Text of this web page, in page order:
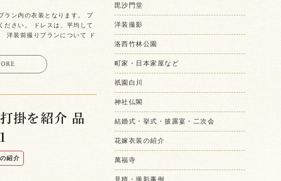
ラン内の衣装となります。 プ
ださい。 ドレスは、平均して
洋装前撮りプランについて ド
掛を紹介 品
紹介
毘沙門堂
洋装撮影
洛西竹林公園
町家・日本家屋など
祇園白川
神社仏閣
結婚式・挙式・披露宴・二次会
花嫁衣装の紹介
萬福寺
見積・撮影事例